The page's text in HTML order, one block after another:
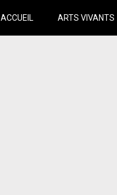
ACCUEIL ARTS VIVANTS